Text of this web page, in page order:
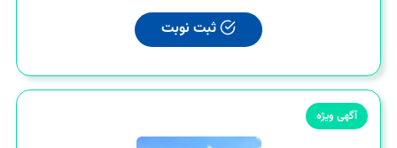
ثبت نوبت
آگهی ویژه